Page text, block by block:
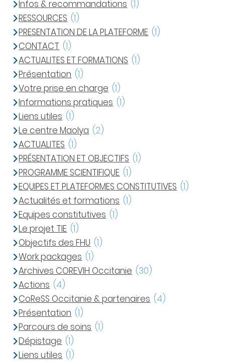
Infos & recommandations (1)
RESSOURCES (1)
PRESENTATION DE LA PLATEFORME (1)
CONTACT (1)
ACTUALITES ET FORMATIONS (1)
Présentation (1)
Votre prise en charge (1)
Informations pratiques (1)
Liens utiles (1)
Le centre Maolya (2)
ACTUALITES (1)
PRÉSENTATION ET OBJECTIFS (1)
PROGRAMME SCIENTIFIQUE (1)
EQUIPES ET PLATEFORMES CONSTITUTIVES (1)
Actualités et formations (1)
Equipes constitutives (1)
Le projet TIE (1)
Objectifs des FHU (1)
Work packages (1)
Archives COREVIH Occitanie (30)
Actions (4)
CoReSS Occitanie & partenaires (4)
Présentation (1)
Parcours de soins (1)
Dépistage (1)
Liens utiles (1)